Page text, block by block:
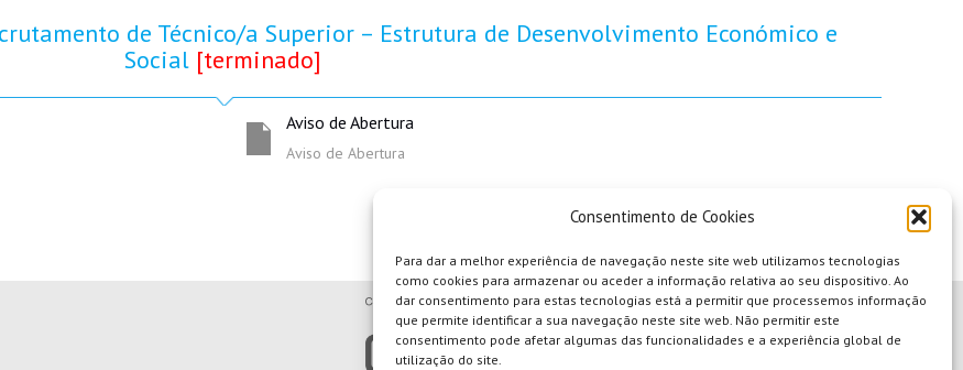
Consentimento de Cookies
Para dar a melhor experiência de navegação neste site web utilizamos tecnologias
como cookies para armazenar ou aceder a informação relativa ao seu dispositivo. Ao
dar consentimento para estas tecnologias está a permitir que processemos informação
que permite identificar a sua navegação neste site web. Não permitir este
consentimento pode afetar algumas das funcionalidades e a experiência global de
utilização do site.
de Técnico/a Superior – Estrutura de Desenvolvimento Económico e
Social [terminado]
Aviso de Abertura
Aviso de Abertura